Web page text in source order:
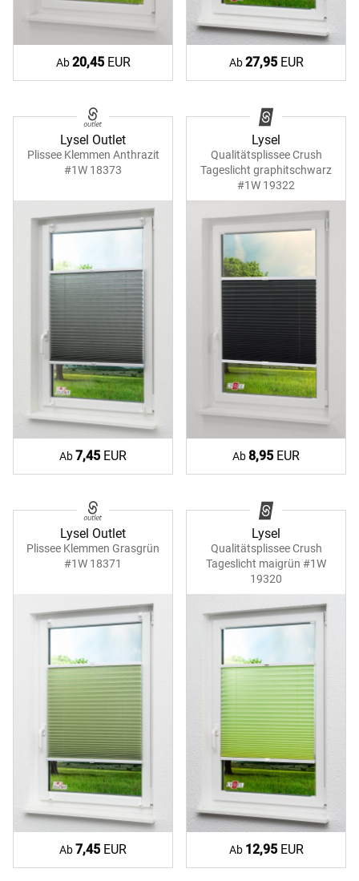
Ab20,45EUR Ab27,95EUR
Lysel Outlet
Plissee Klemmen Anthrazit
#1W 18373
Ab7,45 EUR
Lysel
Qualitätsplissee Crush
Tageslicht graphitschwarz
#1W 19322
Ab8,95 EUR
Lysel Outlet
Plissee Klemmen Grasgrün
#1W 18371
Ab7,45 EUR
Lysel
Qualitätsplissee Crush
Tageslicht maigrün #1W
19320
Ab 12,95EUR